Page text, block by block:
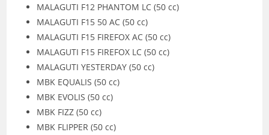
MALAGUTI F12 PHANTOM LC (50 cc)
MALAGUTI F15 50 AC (50 cc)
MALAGUTI F15 FIREFOX AC (50 cc)
MALAGUTI F15 FIREFOX LC (50 cc)
MALAGUTI YESTERDAY (50 cc)
MBK EQUALIS (50 cc)
MBK EVOLIS (50 cc)
MBK FIZZ (50 cc)
MBK FLIPPER (50 cc)